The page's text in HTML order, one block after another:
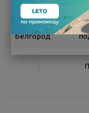
Воронеж
Белгород